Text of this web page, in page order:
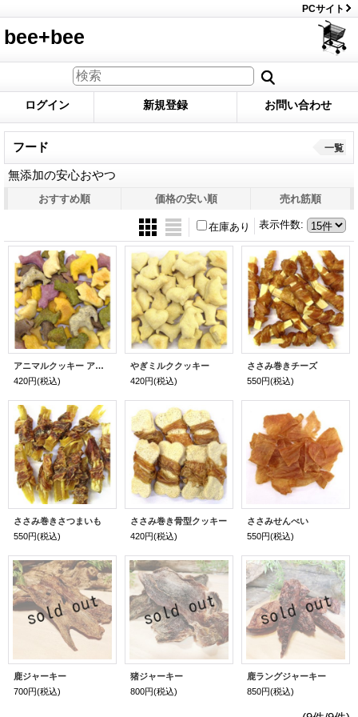
PCサイト
bee+bee
ログイン 新規登録 お問い合わせ
フード
無添加の安心おやつ
一覧
おすすめ順 価格の安い順 売れ筋順
表示件数:
在庫あり
アニマルクッキー アソート
420円(税込)
やぎミルククッキー
420円(税込)
ささみ巻きチーズ
550円(税込)
ささみ巻きさつまいも
550円(税込)
ささみ巻き骨型クッキー
420円(税込)
ささみせんべい
550円(税込)
鹿ジャーキー
700円(税込)
猪ジャーキー
800円(税込)
鹿ラングジャーキー
850円(税込)